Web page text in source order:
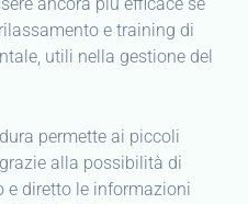
e training di
utili nella gestione del
permette ai piccoli
alla possibilità di
e diretto le informazioni